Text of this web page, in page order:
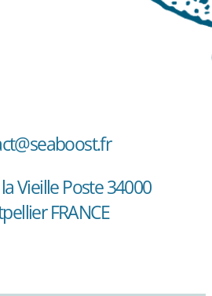
Vieille Poste 34000
FRANCE